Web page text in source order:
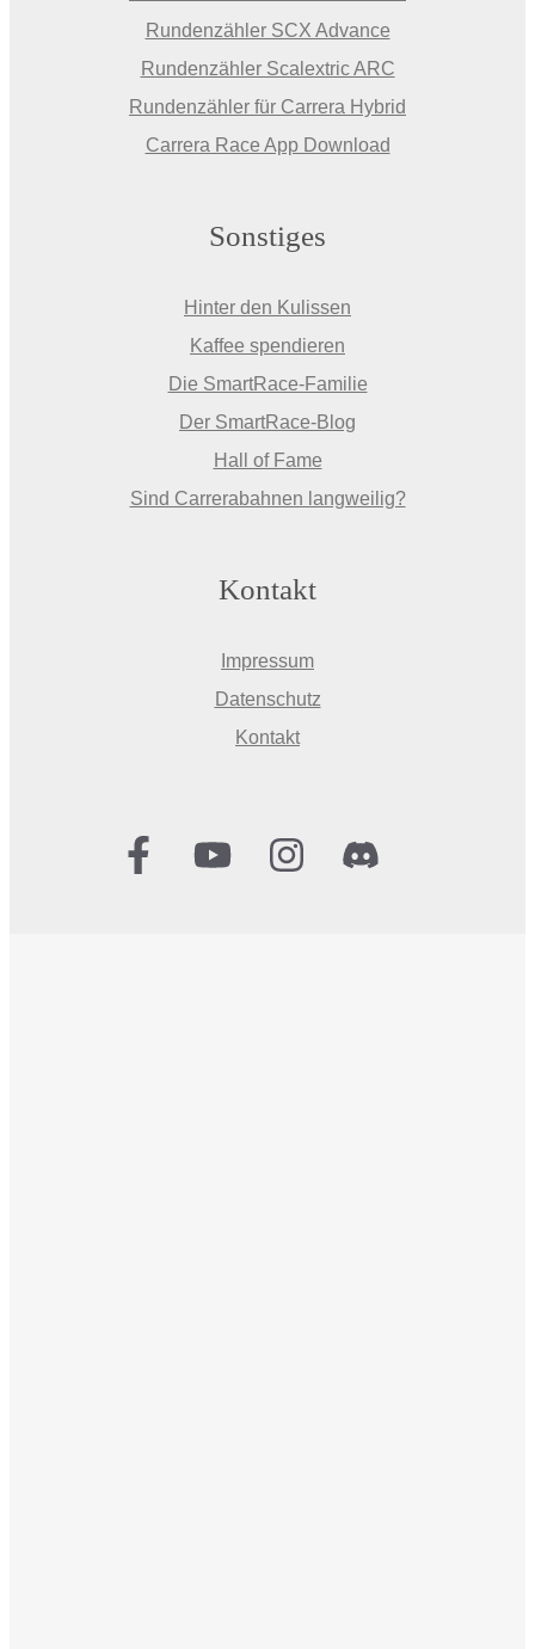
Rundenzähler SCX Advance
Rundenzähler Scalextric ARC
Rundenzähler für Carrera Hybrid
Carrera Race App Download
Sonstiges
Hinter den Kulissen
Kaffee spendieren
Die SmartRace-Familie
Der SmartRace-Blog
Hall of Fame
Sind Carrerabahnen langweilig?
Kontakt
Impressum
Datenschutz
Kontakt